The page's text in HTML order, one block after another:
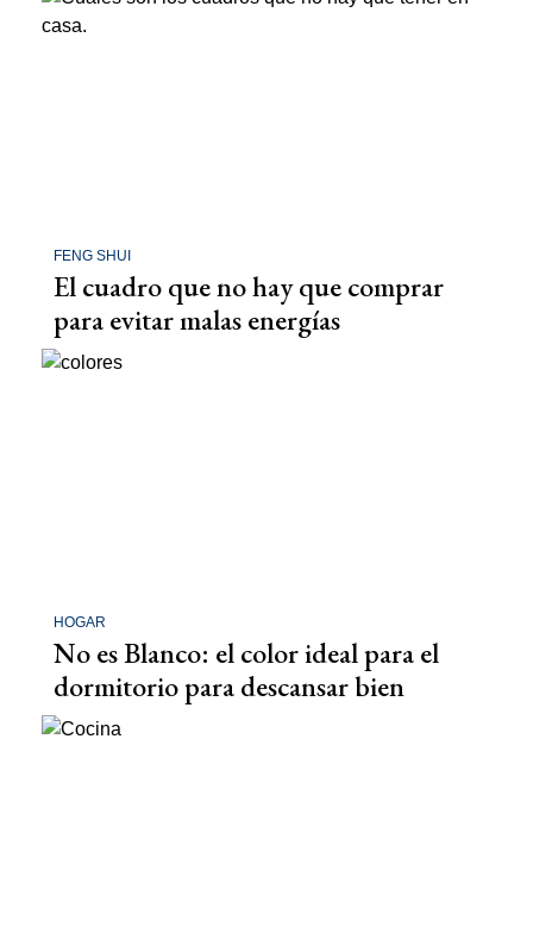
FENG SHUI
El cuadro que no hay que comprar
para evitar malas energías
HOGAR
No es Blanco: el color ideal para el
dormitorio para descansar bien